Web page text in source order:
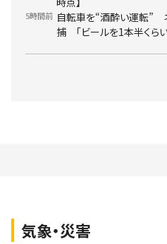
5時間前 自転車を“酒酔い運転”
捕 「ビールを1本半くら
気象・災害